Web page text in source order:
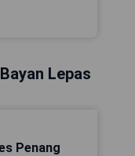
Lepas
Penang